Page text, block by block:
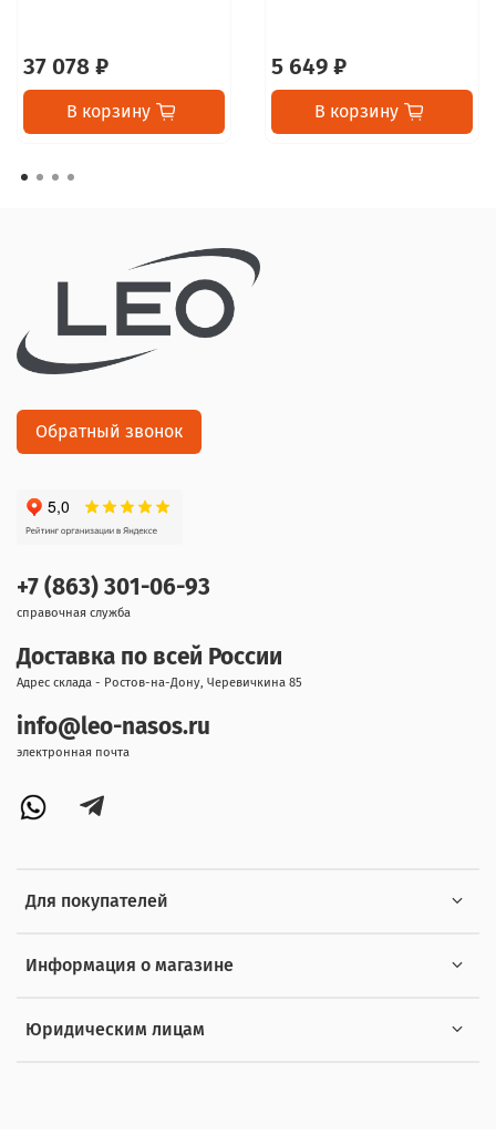
37 078 ₽
В корзину
5 649 ₽
В корзину
Для покупателей
Информация о магазине
Юридическим лицам
+7 (863) 301-06-93
справочная служба
Доставка по всей России
Адрес склада - Ростов-на-Дону, Черевичкина 85
info@leo-nasos.ru
электронная почта
Обратный звонок